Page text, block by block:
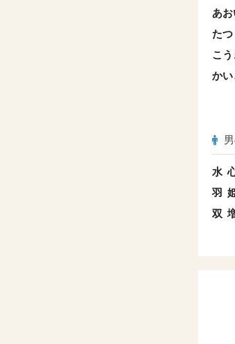
あ
たつ
こう
かい
水
羽
双